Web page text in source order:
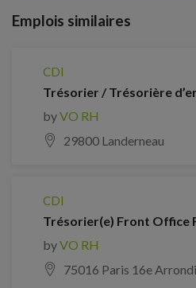
Emplois similaires
CDI
Trésorier / Trésorière
byVO RH
29800 Landerneau
CDI
Trésorier(e) Front Office
byVO RH
75016 Paris 16e